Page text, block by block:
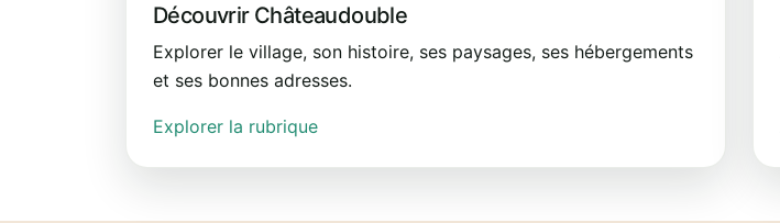
Découvrir Châteaudouble
Explorer le village, son histoire, ses paysages, ses hébergements
et ses bonnes adresses.
Explorer la rubrique